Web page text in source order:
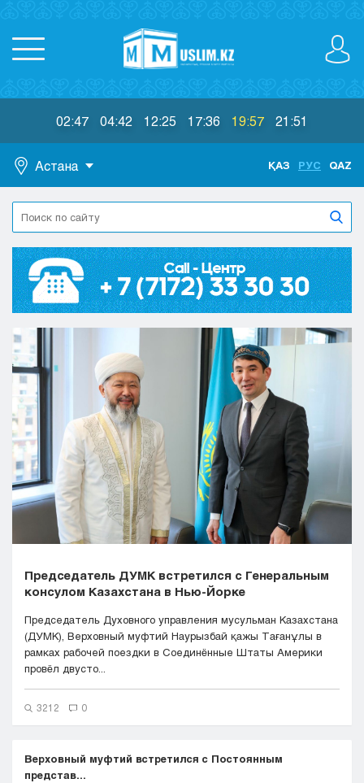
02:47 04:42 12:25 17:36 19:57 21:51
Астана
Астана
Алматы
Актобе
Атырау
Жезказган
Костанай
Кызылорда
Павлодар
Петропавловск
Семей
Талдыкорган
Тараз
Туркестан
Уральск
Усть-Каменогорск
ҚАЗ РУС QAZ
Председатель ДУМК встретился с Генеральным
консулом Казахстана в Нью-Йорке
Председатель Духовного управления мусульман Казахстана
(ДУМК), Верховный муфтий Наурызбай қажы Тағанұлы в
рамках рабочей поездки в Соединённые Штаты Америки
провёл двусто...
3212 0
Верховный муфтий встретился с Постоянным
представ...